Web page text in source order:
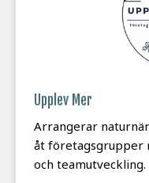
Upplev Mer
Arrangerar
åt företagsgrupper
och teamutveckling.